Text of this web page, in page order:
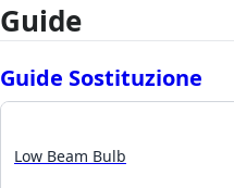
Guide
Guide Sostituzione
Low Beam Bulb